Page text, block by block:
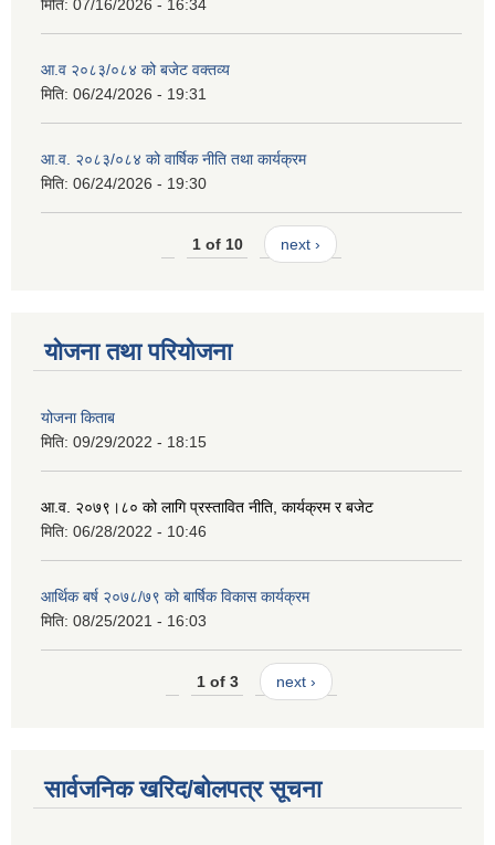
मिति: 07/16/2026 - 16:34
आ.व २०८३/०८४ को बजेट वक्तव्य
मिति: 06/24/2026 - 19:31
आ.व. २०८३/०८४ को वार्षिक नीति तथा कार्यक्रम
मिति: 06/24/2026 - 19:30
1 of 10 next ›
योजना तथा परियोजना
योजना किताब
मिति: 09/29/2022 - 18:15
आ.व. २०७९।८० को लागि प्रस्तावित नीति, कार्यक्रम र बजेट
मिति: 06/28/2022 - 10:46
आर्थिक बर्ष २०७८/७९ को बार्षिक विकास कार्यक्रम
मिति: 08/25/2021 - 16:03
1 of 3 next ›
सार्वजनिक खरिद/बोलपत्र सूचना